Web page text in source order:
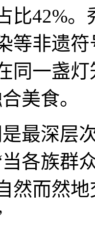
比42%
等非遗
同一盏
美食。
深层次
各族群
然而然